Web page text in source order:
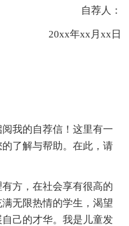
自荐人：
20xx年xx月xx日
我的自荐信！这里有一
了解与帮助。在此，请
方，在社会享有很高的
无限热情的学生，渴望
己的才华。我是儿童发